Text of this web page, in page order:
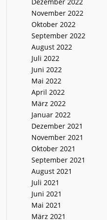
November 2022
Oktober 2022
September 2022
August 2022
Juli 2022
Juni 2022
Mai 2022
April 2022
März 2022
Januar 2022
Dezember 2021
November 2021
Oktober 2021
September 2021
August 2021
Juli 2021
Juni 2021
Mai 2021
März 2021